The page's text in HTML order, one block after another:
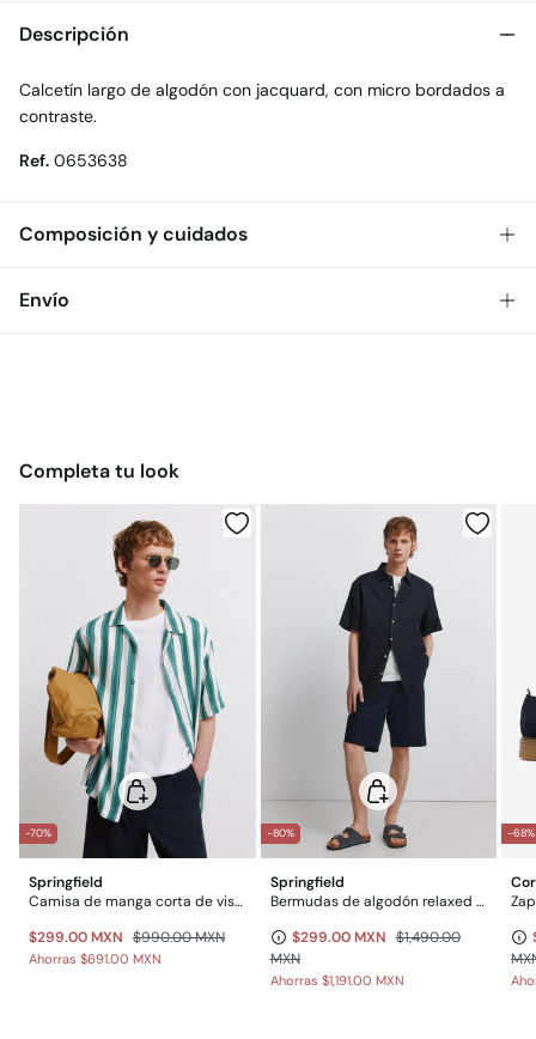
Descripción
Calcetín largo de algodón con jacquard, con micro bordados a
contraste.
Ref. 0653638
Composición y cuidados
Composición
Planchado suave
No lavar en seco
Envío
CDMX y Área Metropolitana: 1-2 días.
Gratis en pedidos superiores a $699
Otros estados de la República Mexicana: 2-5 días
$ 55
Gratis en pedidos superiores a $699
*Días laborables (L-V).
Completa tu look
-70%
Springfield
Camisa de manga corta de viscosa a rayas
$299.00 MXN $990.00 MXN
Ahorras $691.00 MXN
-80%
Springfield
Bermudas de algodón relaxed fit
$299.00 MXN $1,490.00
MXN
Ahorras $1,191.00 MXN
-68%